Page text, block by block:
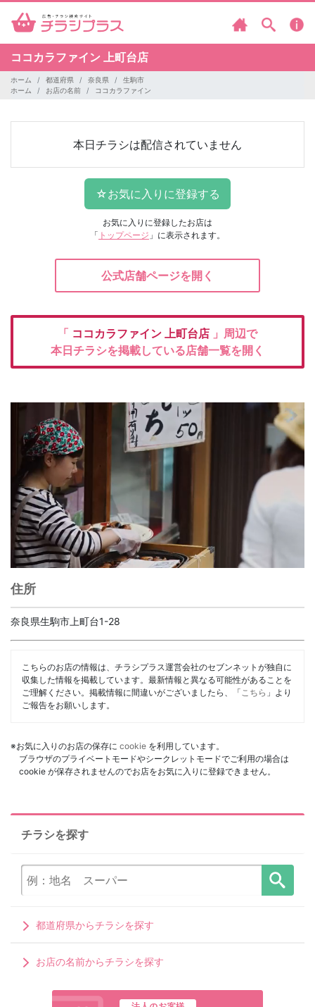
ココカラファイン 上町台店
ホーム 都道府県 奈良県
生駒市
ホーム
お店の名前 ココカラファイン
本日チラシは配信されていません
お気に入りに登録したお店は
「 トップページ 」に表示されます。
公式店舗ページを開く
「 ココカラファイン 上町台店 」周辺で
本日チラシを掲載している店舗一覧を開く
住所
奈良県生駒市上町台1-28
こちらのお店の情報は、チラシプラス運営会社のセブンネットが独自に
収集した情報を掲載しています。最新情報と異なる可能性があることを
ご理解ください。掲載情報に間違いがございましたら、「 こちら 」より
ご報告をお願いします。
※お気に入りのお店の保存に cookie を利用しています。
ブラウザのプライベートモードやシークレットモードでご利用の場合は
cookie が保存されませんのでお店をお気に入りに登録できません。
チラシを探す
都道府県からチラシを探す
お店の名前からチラシを探す